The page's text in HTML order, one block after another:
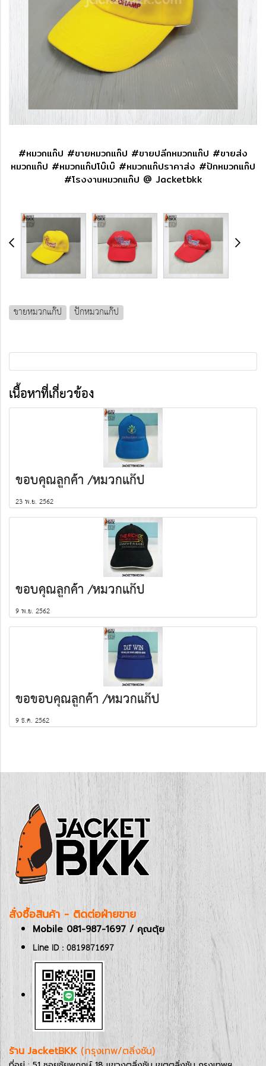
#หมวกแก๊ป #ขายหมวกแก๊ป #ขายปลีกหมวกแก๊ป #ขายส่ง
หมวกแก๊ป #หมวกแก๊ปโบ๊เบ๊ #หมวกแก๊ปราคาส่ง #ปักหมวกแก๊ป
#โรงงานหมวกแก๊ป @ Jacketbkk
ขายหมวกแก๊ป ปักหมวกแก๊ป
เนื้อหาที่เกี่ยวข้อง
ขอบคุณลูกค้า /หมวกแก๊ป
23 พ.ย. 2562
ขอบคุณลูกค้า /หมวกแก๊ป
9 พ.ย. 2562
ขอขอบคุณลูกค้า​ /หมวกแก๊ป
9 ธ.ค. 2562
สั่งซื้อสินค้า - ติดต่อฝ่ายขาย
Mobile 081-987-1697 / คุณตุ้ย
Line ID : 0819871697
ร้าน JacketBKK (กรุงเทพ/ตลิ่งชัน)